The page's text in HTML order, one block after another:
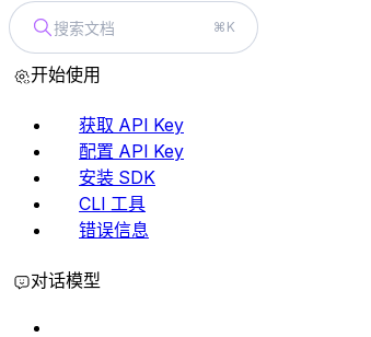
搜索文档 ⌘K
开始使用
获取 API Key
配置 API Key
安装 SDK
CLI 工具
错误信息
对话模型